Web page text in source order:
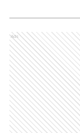
Ads